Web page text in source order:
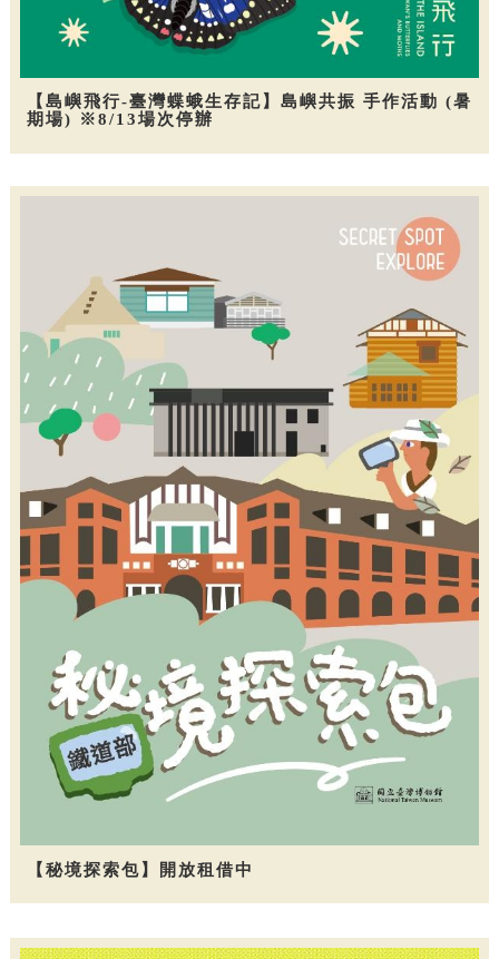
【島嶼飛行-臺灣蝶蛾生存記】島嶼共振 手作活動 (暑
期場) ※8/13場次停辦
【秘境探索包】開放租借中